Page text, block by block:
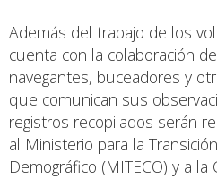
Además del trabajo de los
cuenta con la colaboración
navegantes, buceadores y
que comunican sus
registros recopilados serán
al Ministerio para la
Demográfico (MITECO) y a la